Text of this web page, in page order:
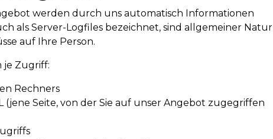
werden durch uns automatisch Informationen
als Server-Logfiles bezeichnet, sind allgemeiner Natur
auf Ihre Person.
je Zugriff:
Rechners
(jene Seite, von der Sie auf unser Angebot zugegriffen